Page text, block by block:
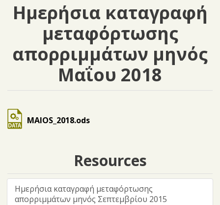
Ημερήσια καταγραφή
μεταφόρτωσης
απορριμμάτων μηνός
Μαΐου 2018
MAIOS_2018.ods
Resources
Ημερήσια καταγραφή μεταφόρτωσης
απορριμμάτων μηνός Σεπτεμβρίου 2015